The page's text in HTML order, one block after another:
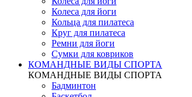
Колеса для йоги
Кольца для пилатеса
Круг для пилатеса
Ремни для йоги
Сумки для ковриков
КОМАНДНЫЕ ВИДЫ СПОРТА
КОМАНДНЫЕ ВИДЫ СПОРТА
Бадминтон